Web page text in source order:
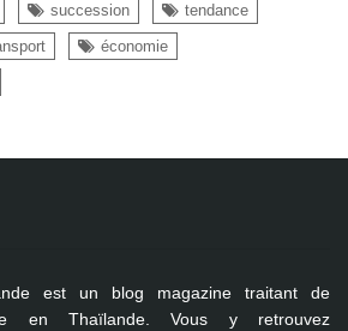
succession
tendance
économie
est un blog magazine traitant de
en Thaïlande. Vous y retrouvez